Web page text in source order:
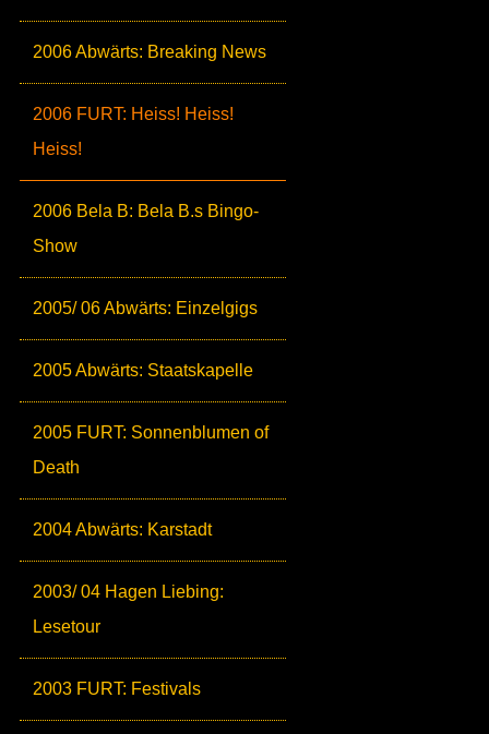
2006 Abwärts: Breaking News
2006 FURT: Heiss! Heiss!
Heiss!
2006 Bela B: Bela B.s Bingo-
Show
2005/ 06 Abwärts: Einzelgigs
2005 Abwärts: Staatskapelle
2005 FURT: Sonnenblumen of
Death
2004 Abwärts: Karstadt
2003/ 04 Hagen Liebing:
Lesetour
2003 FURT: Festivals